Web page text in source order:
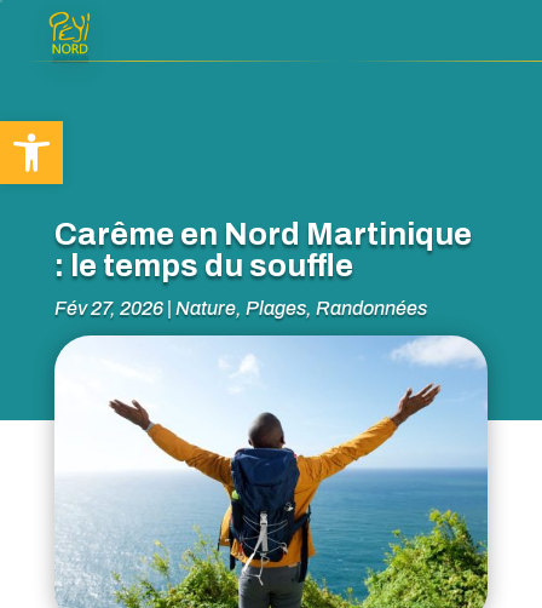
Ouvrir la barre d’outils
Carême en Nord Martinique
: le temps du souffle
Fév 27, 2026| Nature, Plages, Randonnées